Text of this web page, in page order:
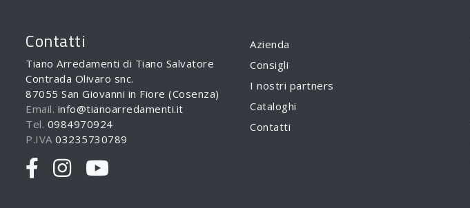
Contatti
Tiano Arredamenti di Tiano Salvatore
Contrada Olivaro snc.
87055 San Giovanni in Fiore (Cosenza)
Email. info@tianoarredamenti.it
Tel. 0984970924
P.IVA 03235730789
Azienda
Consigli
I nostri partners
Cataloghi
Contatti